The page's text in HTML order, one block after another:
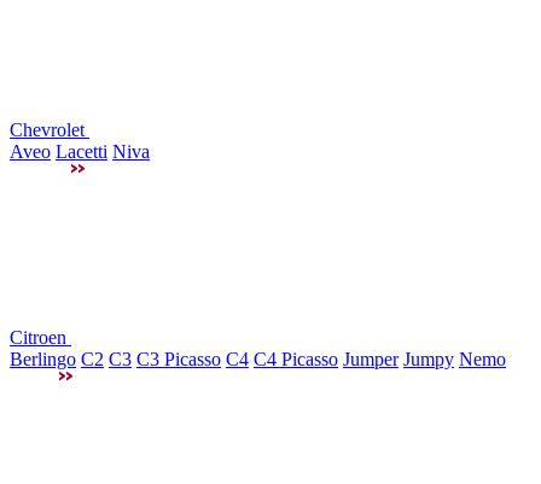
Chevrolet
Aveo Lacetti Niva
Citroen
Berlingo C2 C3 C3 Picasso C4 C4 Picasso Jumper Jumpy Nemo